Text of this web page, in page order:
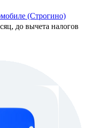
(Строгино)
до вычета налогов